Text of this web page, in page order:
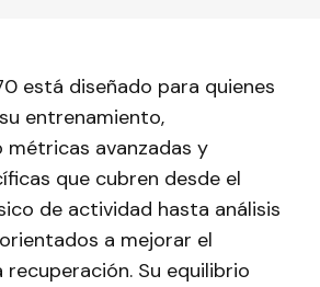
está diseñado para quienes
entrenamiento,
avanzadas y
que cubren desde el
de actividad hasta análisis
a mejorar el
Su equilibrio